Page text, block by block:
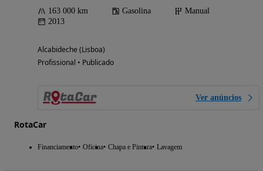
163 000 km Gasolina
Manual
2013
Alcabideche (Lisboa)
Profissional • Publicado
Ver anúncios
RotaCar
Financiamento Oficina Chapa e Pintura Lavagem